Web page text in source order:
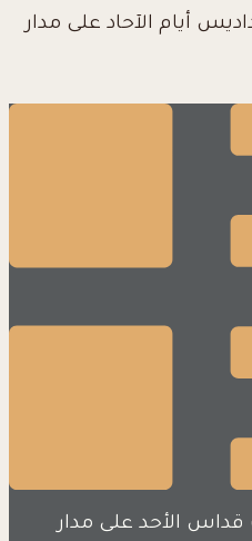
أيام الآحاد على مدار
الأحد على مدار